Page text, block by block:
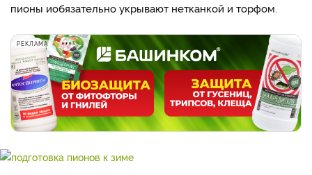
пионы иобязательно укрывают нетканкой и торфом.
РЕКЛАМА